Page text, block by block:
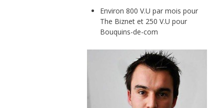
Environ 800 V.U par mois pour
The Biznet et 250 V.U pour
Bouquins-de-com